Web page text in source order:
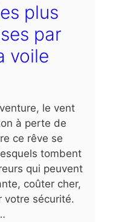
plus
par
voile
le vent
à perte de
ce rêve se
tombent
qui peuvent
coûter cher,
votre sécurité.